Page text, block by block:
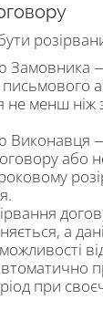
не менш ніж
Виконавця
або
а
при